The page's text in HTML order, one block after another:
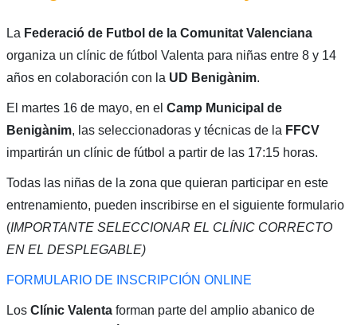
La Federació de Futbol de la Comunitat Valenciana
organiza un clínic de fútbol Valenta para niñas entre 8 y 14
años en colaboración con la UD Benigànim.
El martes 16 de mayo, en el Camp Municipal de
Benigànim, las seleccionadoras y técnicas de la FFCV
impartirán un clínic de fútbol a partir de las 17:15 horas.
Todas las niñas de la zona que quieran participar en este
entrenamiento, pueden inscribirse en el siguiente formulario
(IMPORTANTE SELECCIONAR EL CLÍNIC CORRECTO
EN EL DESPLEGABLE)
FORMULARIO DE INSCRIPCIÓN ONLINE
Los Clínic Valenta forman parte del amplio abanico de